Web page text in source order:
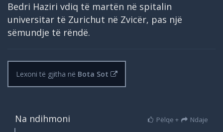
Bedri Haziri vdiq të martën në spitalin
universitar të Zurichut në Zvicër, pas një
sëmundje të rëndë.
Lexoni të gjitha në Bota Sot
Na ndihmoni Pëlqe + Ndaje